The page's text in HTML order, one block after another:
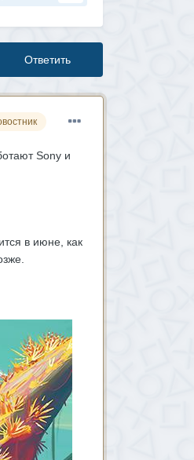
Ответить
Sony и
в июне, как